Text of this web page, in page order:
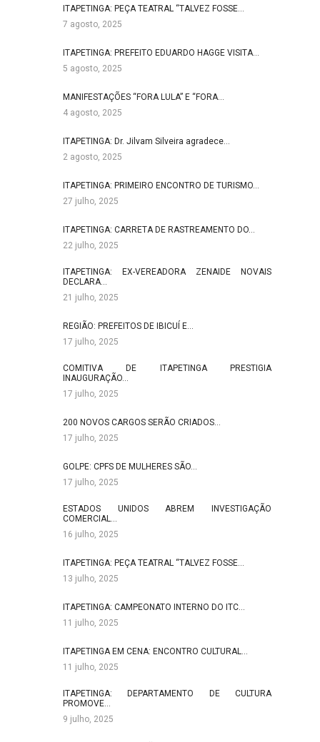
ITAPETINGA: PEÇA TEATRAL “TALVEZ FOSSE…
7 agosto, 2025
ITAPETINGA: PREFEITO EDUARDO HAGGE VISITA…
5 agosto, 2025
MANIFESTAÇÕES “FORA LULA” E “FORA…
4 agosto, 2025
ITAPETINGA: Dr. Jilvam Silveira agradece…
2 agosto, 2025
ITAPETINGA: PRIMEIRO ENCONTRO DE TURISMO…
27 julho, 2025
ITAPETINGA: CARRETA DE RASTREAMENTO DO…
22 julho, 2025
ITAPETINGA: EX-VEREADORA ZENAIDE NOVAIS
DECLARA…
21 julho, 2025
REGIÃO: PREFEITOS DE IBICUÍ E…
17 julho, 2025
COMITIVA DE ITAPETINGA PRESTIGIA
INAUGURAÇÃO…
17 julho, 2025
200 NOVOS CARGOS SERÃO CRIADOS…
17 julho, 2025
GOLPE: CPFS DE MULHERES SÃO…
17 julho, 2025
ESTADOS UNIDOS ABREM INVESTIGAÇÃO
COMERCIAL…
16 julho, 2025
ITAPETINGA: PEÇA TEATRAL “TALVEZ FOSSE…
13 julho, 2025
ITAPETINGA: CAMPEONATO INTERNO DO ITC…
11 julho, 2025
ITAPETINGA EM CENA: ENCONTRO CULTURAL…
11 julho, 2025
ITAPETINGA: DEPARTAMENTO DE CULTURA
PROMOVE…
9 julho, 2025